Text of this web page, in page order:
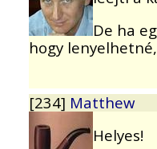
De ha
hogy
[234] Matthew
Helyes!